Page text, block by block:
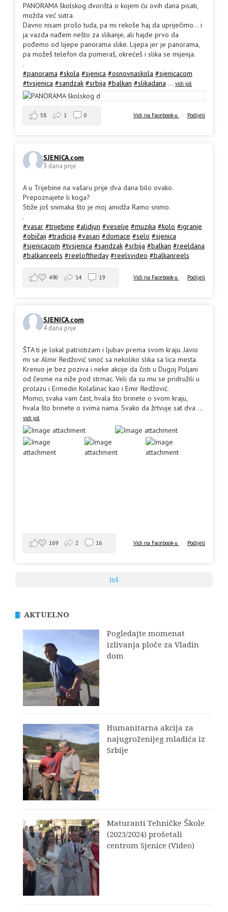
PANORAMA školskog dvorišta o kojem ću ovih dana pisati,
možda već sutra.
Davno nisam prošo tuda, pa mi rekoše haj da upriječimo... i
ja vazda nađem nešto za slikanje, ali hajde prvo da
pođemo od lijepe panorama slike. Lijepa jer je panorama,
pa možeš telefon da pomeraš, okrećeš i slika se mijenja.
.
#panorama #skola #sjenica #osnovnaskola #sjenicacom
#tvsjenica #sandzak #srbija #balkan #slikadana ... vidi još
Vidi na Facebook-u · Podijeli
58 1 0
SJENICA.com
3 dana prije
A u Trijebine na vašaru prije dva dana bilo ovako.
Prepoznajete li koga?
Stiže još snimaka što je moj amidža Ramo snimo.
.
#vasar #trijebine #alidjun #veselje #muzika #kolo #igranje
#običaji #tradicija #vasari #domace #selo #sjenica
#sjenicacom #tvsjenica #sandzak #srbija #balkan #reeldana
#balkanreels #reeloftheday #reelsvideo #balkanreels
Vidi na Facebook-u · Podijeli
490 14 19
SJENICA.com
4 dana prije
ŠTA ti je lokal patriotizam i ljubav prema svom kraju. Javio
mi se Almir Redžović sinoć sa nekoliko slika sa lica mesta.
Krenuo je bez poziva i neke akcije da čisti u Dugoj Poljani
od česme na niže pod strmac. Veli da su mu se pridružili u
prolazu i Ermedin Kolašinac kao i Emir Redžović.
Momci, svaka vam čast, hvala što brinete o svom kraju,
hvala što brinete o svima nama. Svako da žrtvuje sat dva ...
vidi još
Vidi na Facebook-u · Podijeli
169 2 16
Još
AKTUELNO
Pogledajte momenat
izlivanja ploče za Vladin
dom
Humanitarna akcija za
najugroženijeg mladića iz
Srbije
Maturanti Tehničke Škole
(2023/2024) prošetali
centrom Sjenice (Video)